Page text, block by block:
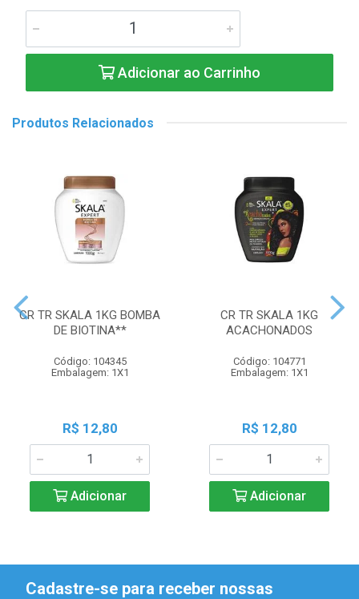
Adicionar ao Carrinho
Produtos Relacionados
CR TR SKALA 1KG BOMBA
DE BIOTINA**
Código: 104345
Embalagem: 1X1
R$ 12,80
Adicionar
CR TR SKALA 1KG
ACACHONADOS
Código: 104771
Embalagem: 1X1
R$ 12,80
Adicionar
Cadastre-se para receber nossas